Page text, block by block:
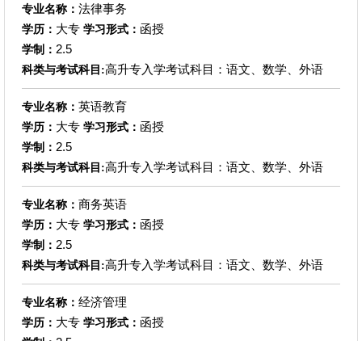
专业名称： 法律事务
学历： 大专 学习形式： 函授
学制： 2.5
科类与考试科目:高升专入学考试科目：语文、数学、外语
专业名称： 英语教育
学历： 大专 学习形式： 函授
学制： 2.5
科类与考试科目:高升专入学考试科目：语文、数学、外语
专业名称： 商务英语
学历： 大专 学习形式： 函授
学制： 2.5
科类与考试科目:高升专入学考试科目：语文、数学、外语
专业名称： 经济管理
学历： 大专 学习形式： 函授